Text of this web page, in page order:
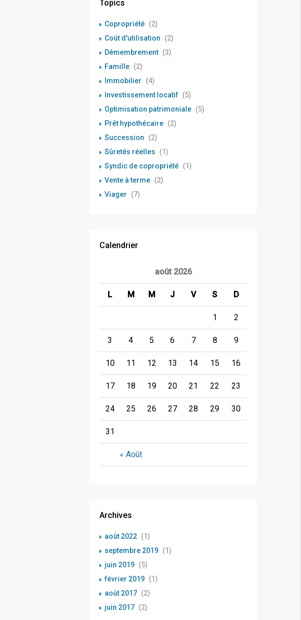
Topics
Copropriété (2)
Coût d'utilisation
(2)
Démembrement (3)
Famille (2)
Immobilier
(4)
Investissement locatif (5)
Optimisation patrimoniale (5)
Prêt hypothécaire (2)
Succession
(2)
Sûretés réelles
(1)
Syndic de copropriété (1)
Vente à terme (2)
Viager
(7)
Calendrier
août 2026
L M M J V S D
« Août
1 2
3 4 5 6 7 8 9
10 11 12 13 14 15 16
17 18 19 20 21 22 23
24 25 26 27 28 29 30
31
Archives
août 2022 (1)
septembre 2019 (1)
juin 2019 (5)
février 2019 (1)
août 2017 (2)
juin 2017 (2)